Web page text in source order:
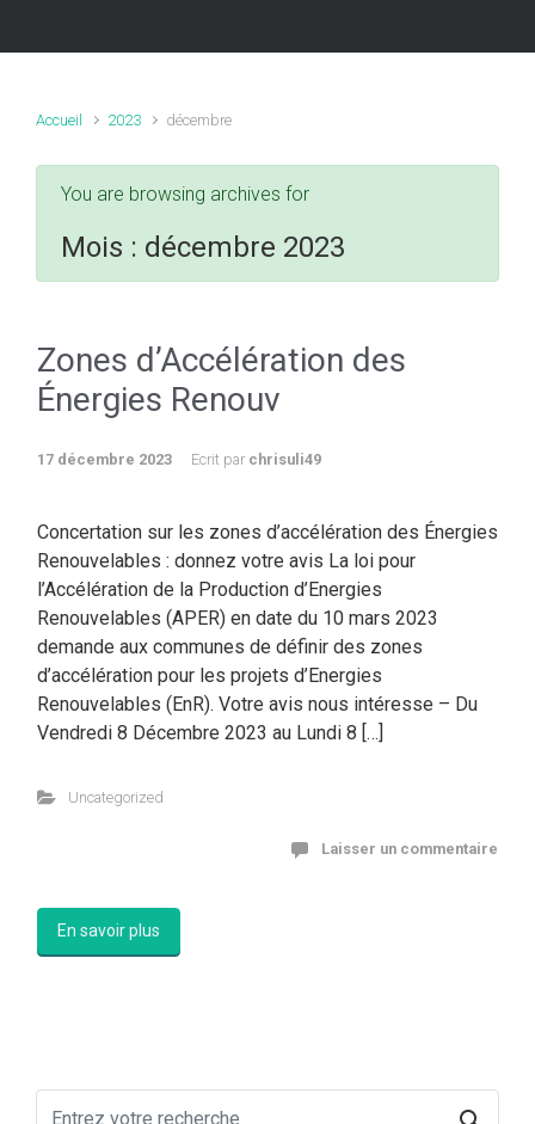
Accueil 2023 décembre
You are browsing archives for
Mois : décembre 2023
Zones d’Accélération des
Énergies Renouv
17 décembre 2023 Ecrit par chrisuli49
Concertation sur les zones d’accélération des Énergies
Renouvelables : donnez votre avis La loi pour
l’Accélération de la Production d’Energies
Renouvelables (APER) en date du 10 mars 2023
demande aux communes de définir des zones
d’accélération pour les projets d’Energies
Renouvelables (EnR). Votre avis nous intéresse – Du
Vendredi 8 Décembre 2023 au Lundi 8 […]
Uncategorized
Laisser un commentaire
En savoir plus